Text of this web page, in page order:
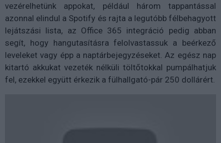
vezérelhetünk appokat, például három tappantással
azonnal elindul a Spotify és rajta a legutóbb félbehagyott
lejátszási lista, az Office 365 integráció pedig abban
segít, hogy hangutasításra felolvastassuk a beérkező
leveleket vagy épp a naptárbejegyzéseket. Az egész nap
kitartó akkukat vezeték nélküli töltőtokkal pumpálhatjuk
fel, ezekkel együtt érkezik a fülhallgató-pár 250 dollárért.